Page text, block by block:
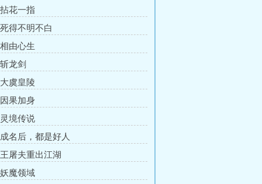
花一指
得不明不白
由心生
龙剑
虞皇陵
果加身
境传说
名后，都是好人
屠夫重出江湖
魔领域